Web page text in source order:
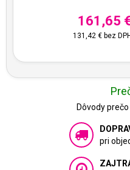
161,65
131,42 €bez
Dôvody
pri